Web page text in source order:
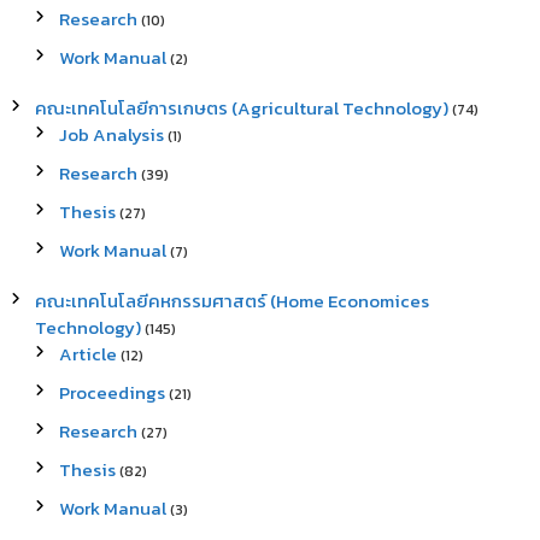
Research (10)
Work Manual(2)
คณะเทคโนโลยีการเกษตร (Agricultural Technology)(74)
Job Analysis(1)
Research (39)
Thesis(27)
Work Manual(7)
คณะเทคโนโลยีคหกรรมศาสตร์ (Home Economices
Technology)(145)
Article (12)
Proceedings(21)
Research (27)
Thesis(82)
Work Manual(3)